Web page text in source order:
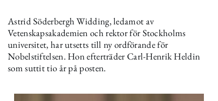
Astrid Söderbergh Widding, ledamot av
Vetenskapsakademien och rektor för Stockholms
universitet, har utsetts till ny ordförande för
Nobelstiftelsen. Hon efterträder Carl-Henrik Heldin
som suttit tio år på posten.